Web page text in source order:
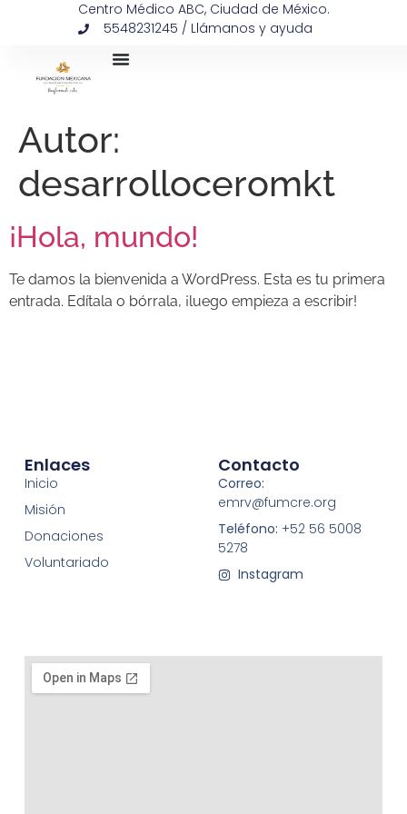
Centro Médico ABC, Ciudad de México.
5548231245 / Llámanos y ayuda
Autor:
desarrolloceromkt
¡Hola, mundo!
Te damos la bienvenida a WordPress. Esta es tu primera
entrada. Edítala o bórrala, ¡luego empieza a escribir!
Enlaces
Inicio
Misión
Donaciones
Voluntariado
Contacto
Correo:
emrv@fumcre.org
Teléfono: +52 56 5008
5278
Instagram